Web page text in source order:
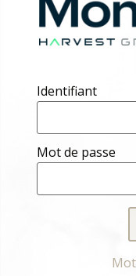
Identifiant
Mot de passe